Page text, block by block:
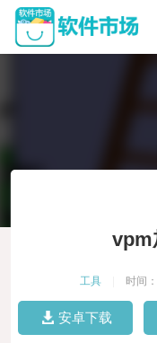
vpm
工具 时间
安卓下载